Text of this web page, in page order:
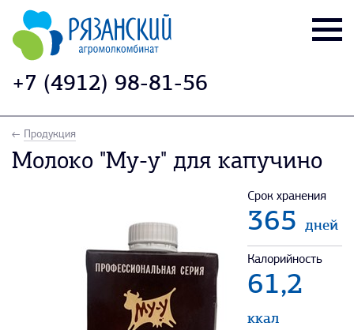
+7 (4912) 98-81-56
Продукция
Молоко "Му-у" для капучино
Срок хранения
365 дней
Калорийность
61,2
ккал